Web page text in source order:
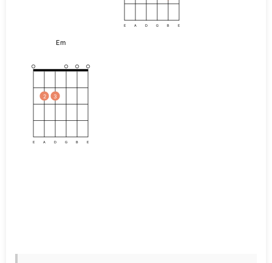
E A D G B E
Em
2 3
E A D G B E